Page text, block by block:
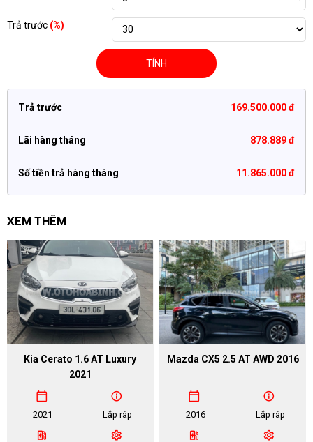
Trả trước (%)
TÍNH
Trả trước 169.500.000 đ
Lãi hàng tháng 878.889 đ
Số tiền trả hàng tháng 11.865.000 đ
XEM THÊM
Kia Cerato 1.6 AT Luxury
2021
calendar_today
2021
info
Lắp ráp
ev_station settings
Mazda CX5 2.5 AT AWD 2016
calendar_today
2016
info
Lắp ráp
ev_station settings